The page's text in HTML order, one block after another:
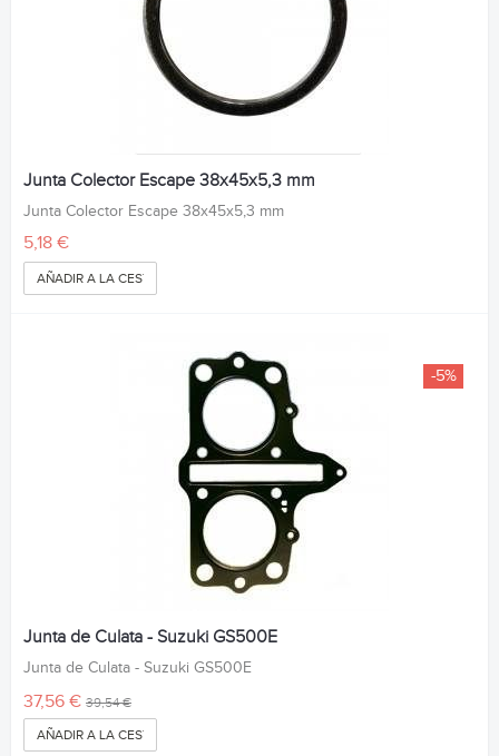
Junta Colector Escape 38x45x5,3 mm
Junta Colector Escape 38x45x5,3 mm
5,18 €
AÑADIR A LA CESTA
-5%
Junta de Culata - Suzuki GS500E
Junta de Culata - Suzuki GS500E
37,56 € 39,54 €
AÑADIR A LA CESTA